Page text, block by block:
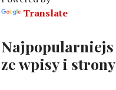
Translate
Najpopularniejs
ze wpisy i strony